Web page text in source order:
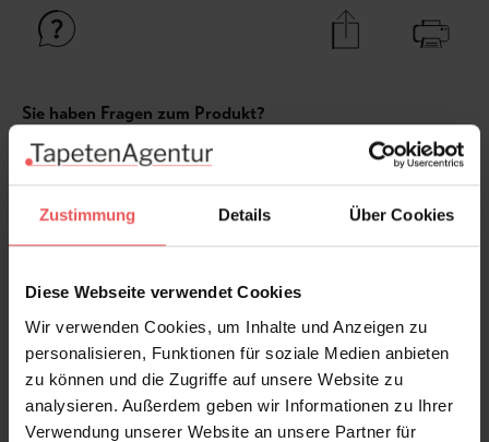
Zustimmung Details Über Cookies
Diese Webseite verwendet Cookies
Wir verwenden Cookies, um Inhalte und Anzeigen zu
personalisieren, Funktionen für soziale Medien anbieten
zu können und die Zugriffe auf unsere Website zu
analysieren. Außerdem geben wir Informationen zu Ihrer
Verwendung unserer Website an unsere Partner für
Sie haben Fragen zum Produkt?
Frage stellen
+49 (0)221 932 81 82
Produktgalerie überspringen
Varianten